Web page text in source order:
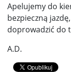
Apelujemy do
bezpieczną
doprowadzić do
A.D.